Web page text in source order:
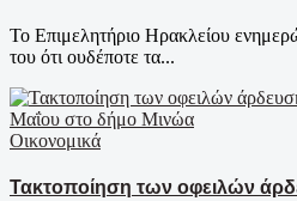
Το Επιμελητήριο Ηρακλείου
του ότι ουδέποτε τα...
Οικονομικά
Τακτοποίηση των οφειλών